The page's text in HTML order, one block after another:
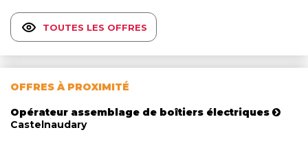
TOUTES LES OFFRES
OFFRES À PROXIMITÉ
Opérateur assemblage de boîtiers électriques
Castelnaudary